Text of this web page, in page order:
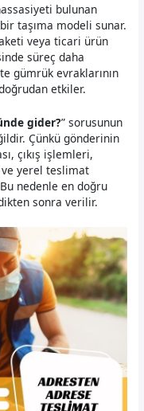
bulunan
taşıma modeli sunar.
veya ticari ürün
süreç daha
gümrük evraklarının
etkiler.
gider?” sorusunun
Çünkü gönderinin
çıkış işlemleri,
ve yerel teslimat
nedenle en doğru
sonra verilir.